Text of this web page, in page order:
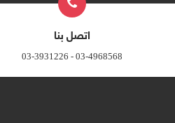
اتصل بنا
03-4968568 - 03-3931226